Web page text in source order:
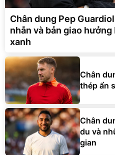
Chân dung Pep
nhẫn và bản giao
xanh
Chân
thép ẩn
Chân
du và
gian